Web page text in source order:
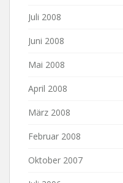
Juli 2008
Juni 2008
Mai 2008
April 2008
März 2008
Februar 2008
Oktober 2007